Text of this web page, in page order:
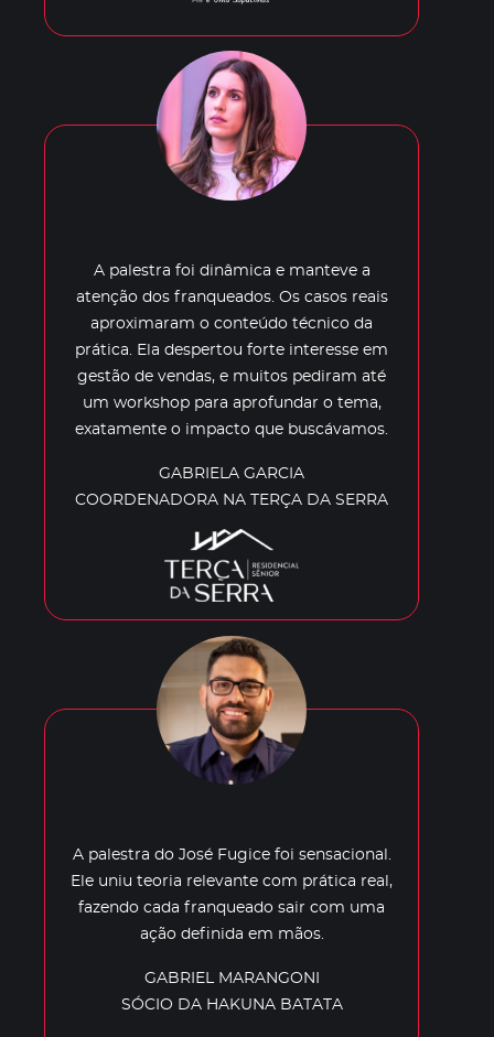
A palestra foi dinâmica e manteve a
atenção dos franqueados. Os casos reais
aproximaram o conteúdo técnico da
prática. Ela despertou forte interesse em
gestão de vendas, e muitos pediram até
um workshop para aprofundar o tema,
exatamente o impacto que buscávamos.
GABRIELA GARCIA
COORDENADORA NA TERÇA DA SERRA
A palestra do José Fugice foi sensacional.
Ele uniu teoria relevante com prática real,
fazendo cada franqueado sair com uma
ação definida em mãos.
GABRIEL MARANGONI
SÓCIO DA HAKUNA BATATA